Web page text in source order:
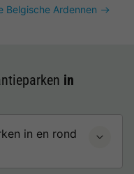
Belgische Ardennen
in
in en rond